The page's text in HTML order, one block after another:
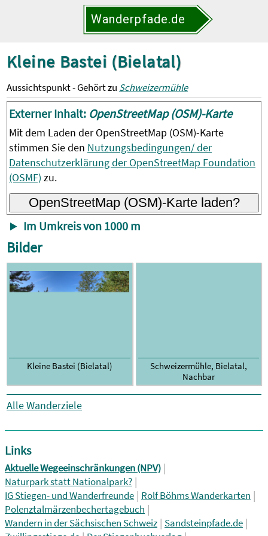
Wanderpfade.de
Kleine Bastei (Bielatal)
Aussichtspunkt - Gehört zu Schweizermühle
Externer Inhalt: OpenStreetMap (OSM)-Karte
Mit dem Laden der OpenStreetMap (OSM)-Karte
stimmen Sie den Nutzungsbedingungen/ der
Datenschutzerklärung der OpenStreetMap Foundation
(OSMF) zu.
OpenStreetMap (OSM)-Karte laden?
Im Umkreis von 1000 m
Bilder
Kleine Bastei (Bielatal)
Schweizermühle, Bielatal,
Nachbar
Alle Wanderziele
Links
Aktuelle Wegeeinschränkungen (NPV) |
Naturpark statt Nationalpark? |
IG Stiegen- und Wanderfreunde | Rolf Böhms Wanderkarten |
Polenztalmärzenbechertagebuch |
Wandern in der Sächsischen Schweiz | Sandsteinpfade.de |